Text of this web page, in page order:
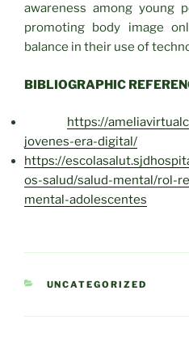
awareness among young
promoting body image
balance in their use of
BIBLIOGRAPHIC
https://
jovenes-era-digital/
https://
os-salud/salud-mental/rol-
mental-adolescentes
CATEGORÍAS
UNCATEGORIZED